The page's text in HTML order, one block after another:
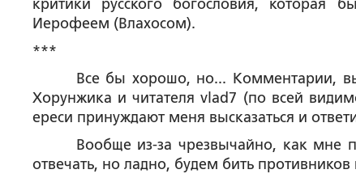
критики русского богословия, которая
Иерофеем (Влахосом).
***
Все бы хорошо, но... Комментарии,
Хорунжика и читателя vlad7 (по всей
ереси принуждают меня высказаться и
Вообще из-за чрезвычайно, как мне
отвечать, но ладно, будем бить